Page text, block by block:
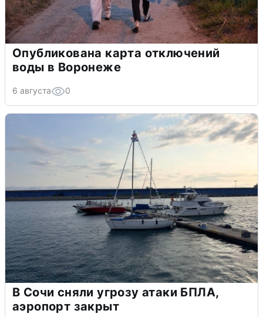
Опубликована карта отключений
воды в Воронеже
6 августа 0
В Сочи сняли угрозу атаки БПЛА,
аэропорт закрыт